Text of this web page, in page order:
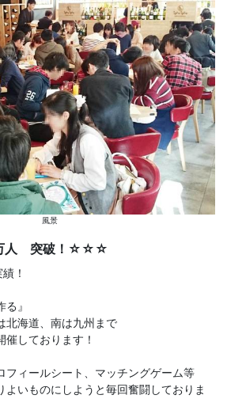
風景
人 突破！☆☆☆
！
』
北海道、南は九州まで
しております！
フィールシート、マッチングゲーム等
よいものにしようと毎回奮闘しておりま